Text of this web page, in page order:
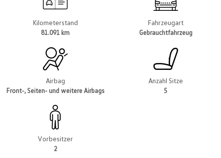
Kilometerstand
81.091 km
Fahrzeugart
Gebrauchtfahrzeug
Airbag
Front-, Seiten- und weitere Airbags
Anzahl Sitze
5
Vorbesitzer
2